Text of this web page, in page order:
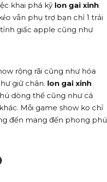
khai phá kỹ lon gai xinh
vẫn phụ trợ bạn chỉ 1 trải
giấc apple cũng như
rộng rãi cũng như hóa
giữ chân. lon gai xinh
dòng thể cũng như cá
Mỗi game show ko chỉ
đến mang đến phong phú